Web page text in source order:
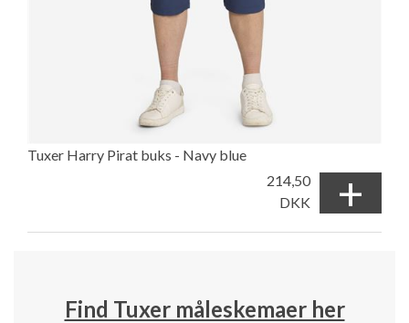
Tuxer Harry Pirat buks - Navy blue
214,50
DKK
+
Find Tuxer måleskemaer her